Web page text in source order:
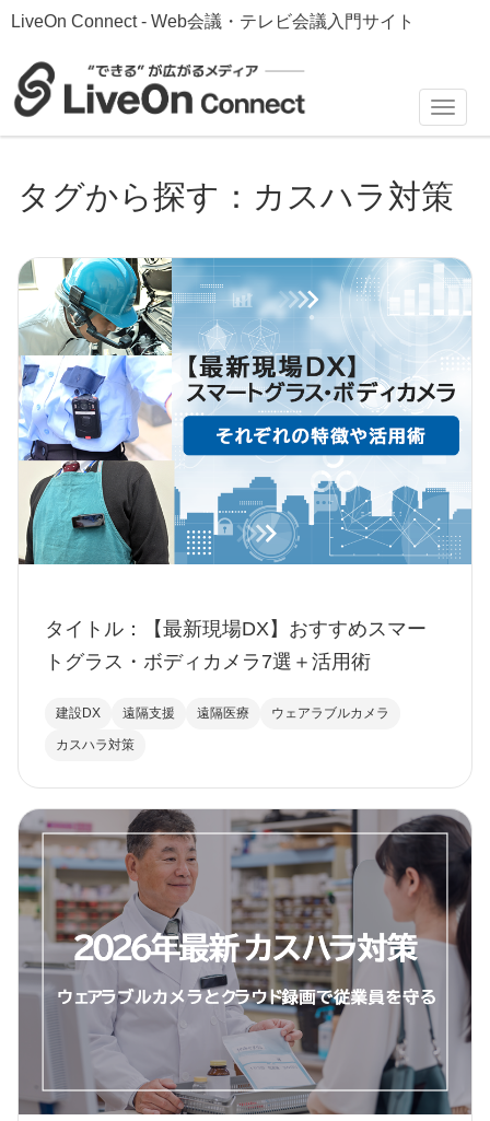
LiveOn Connect - Web会議・テレビ会議入門サイト
タグから探す：カスハラ対策
タイトル：【最新現場DX】おすすめスマー
トグラス・ボディカメラ7選＋活用術
建設DX 遠隔支援 遠隔医療 ウェアラブルカメラ
カスハラ対策